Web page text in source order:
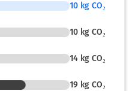
10 kg CO₂
10 kg CO₂
14 kg CO₂
19 kg CO₂